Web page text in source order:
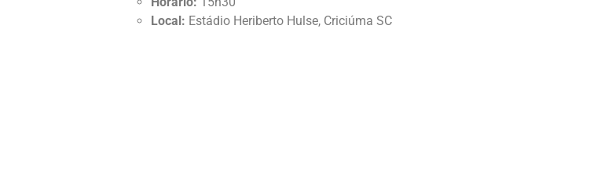
Local: Estádio Heriberto Hulse, Criciúma SC